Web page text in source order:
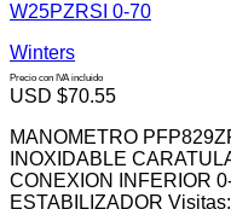
W25PZRSI 0-70
Winters
Precio con IVA incluido
USD $70.55
MANOMETRO
INOXIDABLE
CONEXION INFERIOR
ESTABILIZADOR